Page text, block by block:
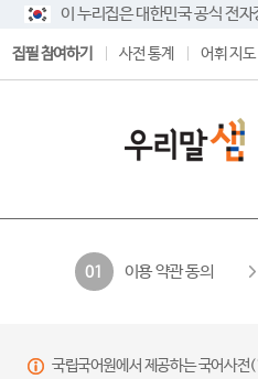
이 누리집은 대한민국 공식 전
집필 참여하기 사전 통계 어휘 지도
01 이용 약관 동의
국립국어원에서 제공하는 국어사전